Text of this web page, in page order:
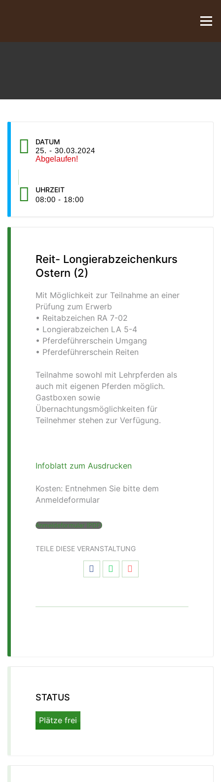
Menü
DATUM
25. - 30.03.2024
Abgelaufen!
UHRZEIT
08:00 - 18:00
Reit- Longierabzeichenkurs
Ostern (2)
Mit Möglichkeit zur Teilnahme an einer
Prüfung zum Erwerb
• Reitabzeichen RA 7-02
• Longierabzeichen LA 5-4
• Pferdeführerschein Umgang
• Pferdeführerschein Reiten
Teilnahme sowohl mit Lehrpferden als
auch mit eigenen Pferden möglich.
Gastboxen sowie
Übernachtungsmöglichkeiten für
Teilnehmer stehen zur Verfügung.
Infoblatt zum Ausdrucken
Kosten: Entnehmen Sie bitte dem
Anmeldeformular
Anmeldeformular (PDF)
TEILE DIESE VERANSTALTUNG
STATUS
Plätze frei